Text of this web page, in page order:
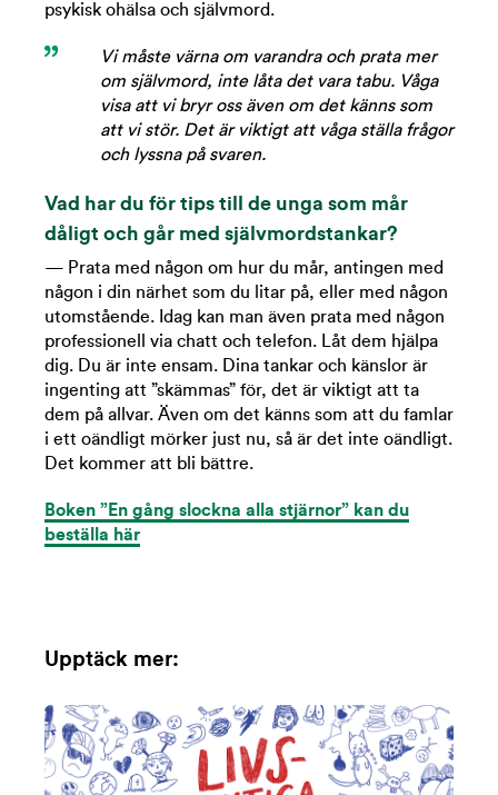
psykisk ohälsa och självmord.
Vi måste värna om varandra och prata mer
om självmord, inte låta det vara tabu. Våga
visa att vi bryr oss även om det känns som
att vi stör. Det är viktigt att våga ställa frågor
och lyssna på svaren.
Vad har du för tips till de unga som mår
dåligt och går med självmordstankar?
— Prata med någon om hur du mår, antingen med
någon i din närhet som du litar på, eller med någon
utomstående. Idag kan man även prata med någon
professionell via chatt och telefon. Låt dem hjälpa
dig. Du är inte ensam. Dina tankar och känslor är
ingenting att ”skämmas” för, det är viktigt att ta
dem på allvar. Även om det känns som att du famlar
i ett oändligt mörker just nu, så är det inte oändligt.
Det kommer att bli bättre.
Boken ”En gång slockna alla stjärnor” kan du
beställa här
Upptäck mer: